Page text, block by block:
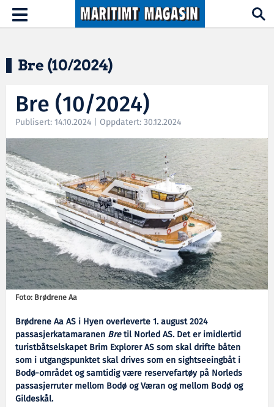
Hopp til hovedinnhold
Toggle
navigation
Bre (10/2024)
Bre (10/2024)
Publisert: 14.10.2024 | Oppdatert: 30.12.2024
Foto: Brødrene Aa
Brødrene Aa AS i Hyen overleverte 1. august 2024
passasjerkatamaranen Bretil Norled AS. Det er imidlertid
turistbåtselskapet Brim Explorer AS som skal drifte båten
som i utgangspunktet skal drives som en sightseeingbåt i
Bodø-området og samtidig være reservefartøy på Norleds
passasjerruter mellom Bodø og Væran og mellom Bodø og
Gildeskål.